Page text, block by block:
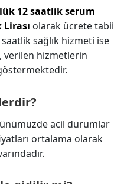
12 saatlik serum
olarak ücrete tabii
sağlık hizmeti ise
verilen hizmetlerin
acil durumlar
ortalama olarak